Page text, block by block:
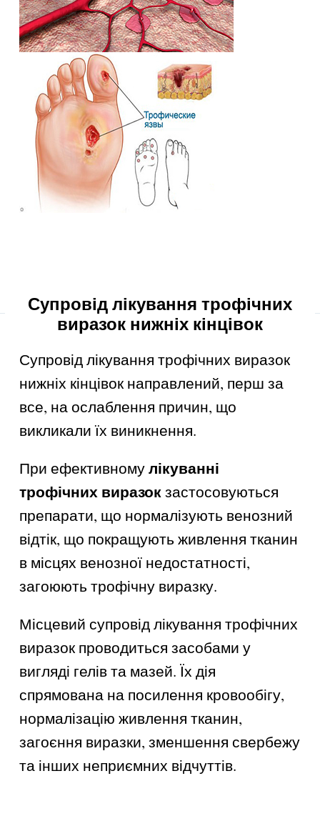
Супровід лікування трофічних
виразок нижніх кінцівок
Супровід лікування трофічних виразок
нижніх кінцівок направлений, перш за
все, на ослаблення причин, що
викликали їх виникнення.
При ефективномулікуванні
трофічних виразокзастосовуються
препарати, що нормалізують венозний
відтік, що покращують живлення тканин
в місцях венозної недостатності,
загоюють трофічну виразку.
Місцевий супровід лікування трофічних
виразок проводиться засобами у
вигляді гелів та мазей. Їх дія
спрямована на посилення кровообігу,
нормалізацію живлення тканин,
загоєння виразки, зменшення свербежу
та інших неприємних відчуттів.